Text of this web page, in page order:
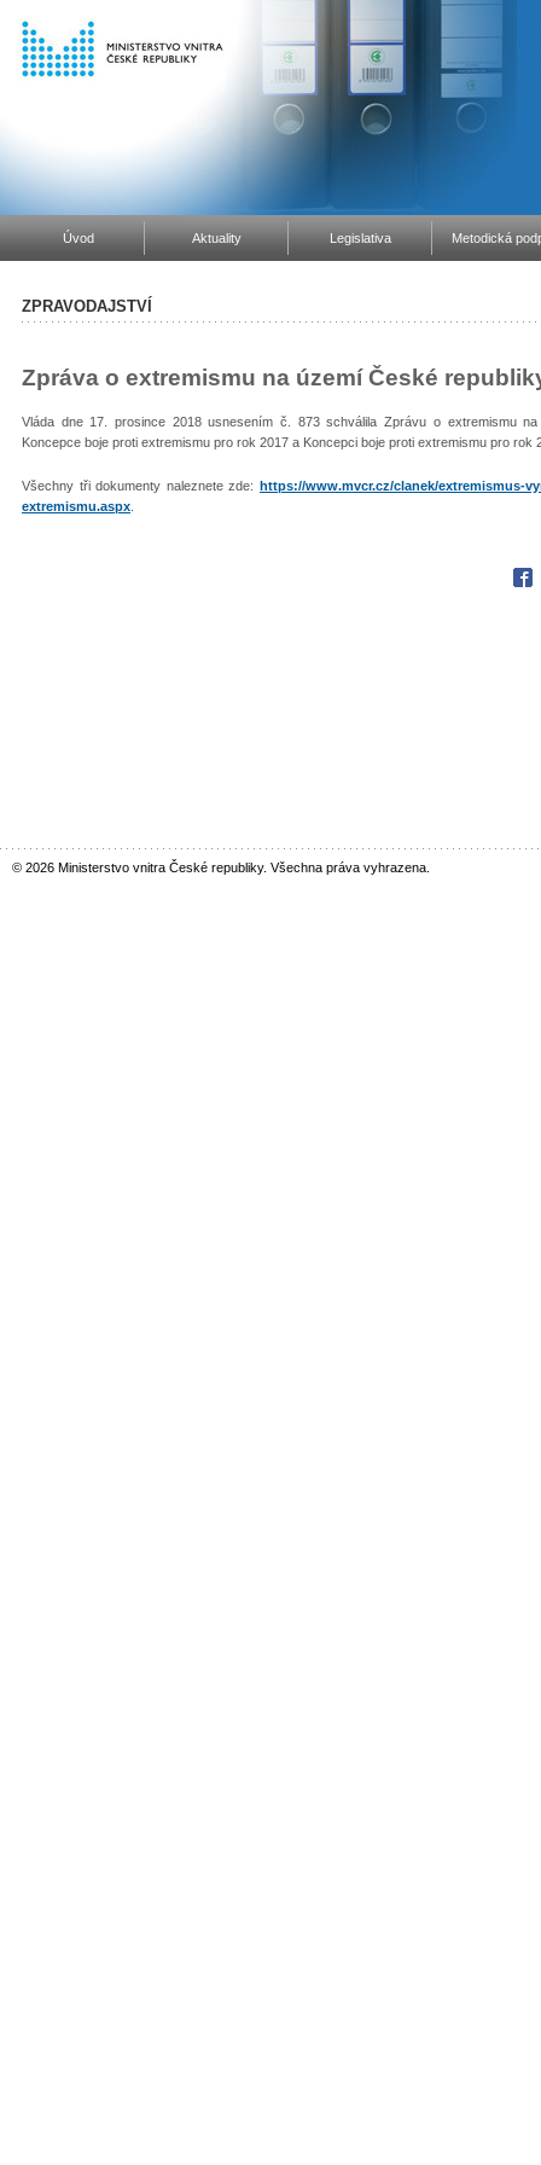
Úvod Aktuality Legislativa Metodická
ZPRAVODAJSTVÍ
Zpráva o extremismu na území České
Vláda dne 17. prosince 2018 usnesením č. 873 schválila Zprávu o extremismu
Koncepce boje proti extremismu pro rok 2017 a Koncepci boje proti extremismu pro rok
Všechny tři dokumenty naleznete zde: https://www.mvcr.cz/clanek/extremismus-
extremismu.aspx
© 2026 Ministerstvo vnitra České republiky. Všechna práva vyhrazena.